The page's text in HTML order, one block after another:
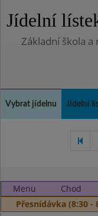
Jídelní
Základní škola
Vybrat jídelnu Jídelní
Menu Chod
Přesnídávka (8:30 -